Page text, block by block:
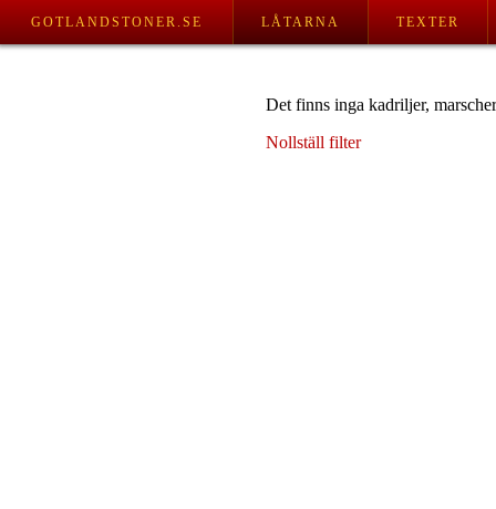
GOTLANDSTONER.SE LÅTARNA TEXTER
Det finns inga kadriljer,
Nollställ filter